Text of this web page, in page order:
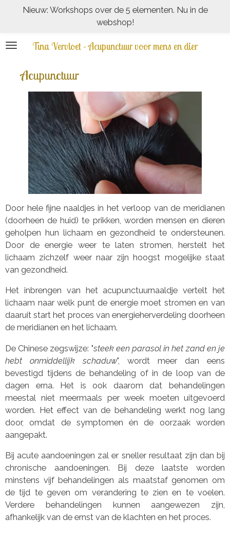
de
Tina Vervloet - Acupunctuur voor mens en dier
Nieuw: Workshops over de 5 elementen. Nu in de
webshop!
Acupunctuur
Door hele fijne naaldjes in het verloop van de meridianen
(doorheen de huid) te prikken, worden mensen en dieren
geholpen hun lichaam en gezondheid te ondersteunen.
Door de energie weer te laten stromen, herstelt het
lichaam zichzelf weer naar zijn hoogst mogelijke staat
van gezondheid.
Het inbrengen van het acupunctuurnaaldje vertelt het
lichaam naar welk punt de energie moet stromen en van
daaruit start het proces van energieherverdeling doorheen
de meridianen en het lichaam.
De Chinese zegswijze: "steek een parasol in het zand en je
hebt onmiddellijk schaduw", wordt meer dan eens
bevestigd tijdens de behandeling of in de loop van de
dagen erna. Het is ook daarom dat behandelingen
meestal niet meermaals per week moeten uitgevoerd
worden. Het effect van de behandeling werkt nog lang
door, omdat de symptomen én de oorzaak worden
aangepakt.
Bij acute aandoeningen zal er sneller resultaat zijn dan bij
chronische aandoeningen. Bij deze laatste worden
minstens vijf behandelingen als maatstaf genomen om
de tijd te geven om verandering te zien en te voelen.
Verdere behandelingen kunnen aangewezen zijn,
afhankelijk van de ernst van de klachten en het proces.